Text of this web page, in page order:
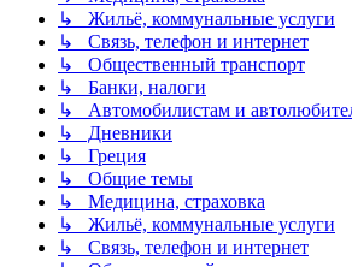
↳ Жильё, коммунальные услуги
↳ Связь, телефон и интернет
↳ Общественный транспорт
↳ Банки, налоги
↳ Автомобилистам и
↳ Дневники
↳ Греция
↳ Общие темы
↳ Медицина, страховка
↳ Жильё, коммунальные услуги
↳ Связь, телефон и интернет